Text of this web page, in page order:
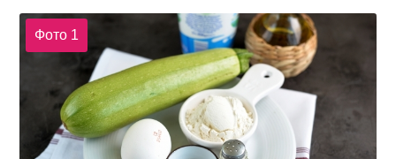
Фото 1